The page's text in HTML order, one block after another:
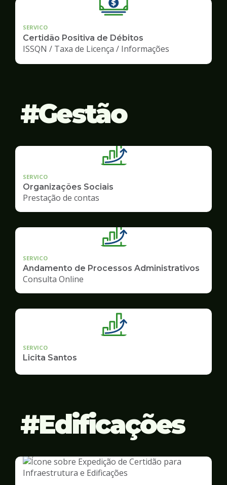
SERVICO
Certidão Positiva de Débitos
ISSQN / Taxa de Licença / Informações
Gestão
SERVICO
Organizações Sociais
Prestação de contas
SERVICO
Andamento de Processos Administrativos
Consulta Online
SERVICO
Licita Santos
Edificações